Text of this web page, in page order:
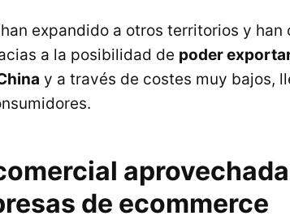
expandido a otros territorios y han
a la posibilidad de poder
y a través de costes muy bajos,
de ecommerce